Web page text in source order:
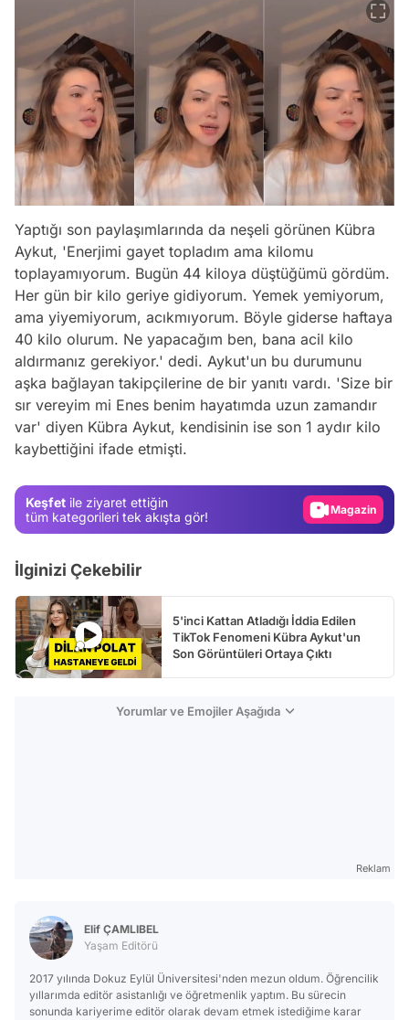
Yaptığı son paylaşımlarında da neşeli görünen Kübra
Aykut, 'Enerjimi gayet topladım ama kilomu
toplayamıyorum. Bugün 44 kiloya düştüğümü gördüm.
Her gün bir kilo geriye gidiyorum. Yemek yemiyorum,
ama yiyemiyorum, acıkmıyorum. Böyle giderse haftaya
40 kilo olurum. Ne yapacağım ben, bana acil kilo
aldırmanız gerekiyor.' dedi. Aykut'un bu durumunu
aşka bağlayan takipçilerine de bir yanıtı vardı. 'Size bir
sır vereyim mi Enes benim hayatımda uzun zamandır
var' diyen Kübra Aykut, kendisinin ise son 1 aydır kilo
kaybettiğini ifade etmişti.
Keşfet ile ziyaret ettiğin
tüm kategorileri tek akışta gör!
Video
Magazin
Video
İlginizi Çekebilir
5'inci Kattan Atladığı İddia Edilen
TikTok Fenomeni Kübra Aykut'un
Son Görüntüleri Ortaya Çıktı
Yorumlar ve Emojiler Aşağıda
Reklam
Elif ÇAMLIBEL
Yaşam Editörü
2017 yılında Dokuz Eylül Üniversitesi'nden mezun oldum. Öğrencilik
yıllarımda editör asistanlığı ve öğretmenlik yaptım. Bu sürecin
sonunda kariyerime editör olarak devam etmek istediğime karar